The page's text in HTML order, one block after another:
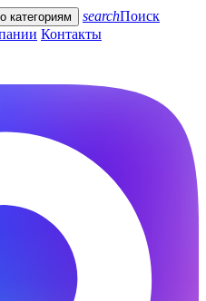
категориям searchПоиск
Контакты